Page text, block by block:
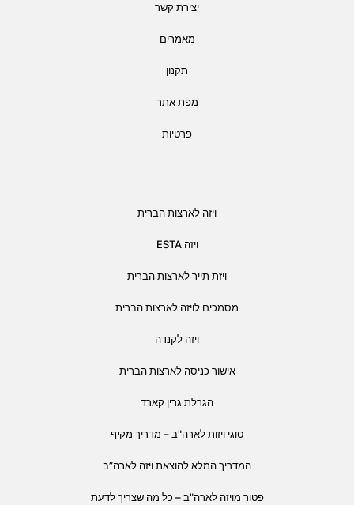
יצירת קשר
מאמרים
תקנון
מפת אתר
פרטיות
ויזה לארצות הברית
ויזה ESTA
ויזת תייר לארצות הברית
מסמכים לויזה לארצות הברית
ויזה לקנדה
אישור כניסה לארצות הברית
הגרלת גרין קארד
סוגי ויזות לארה"ב – מדריך מקיף
המדריך המלא להוצאת ויזה לארה”ב
פטור מויזה לארה"ב – כל מה שצריך לדעת